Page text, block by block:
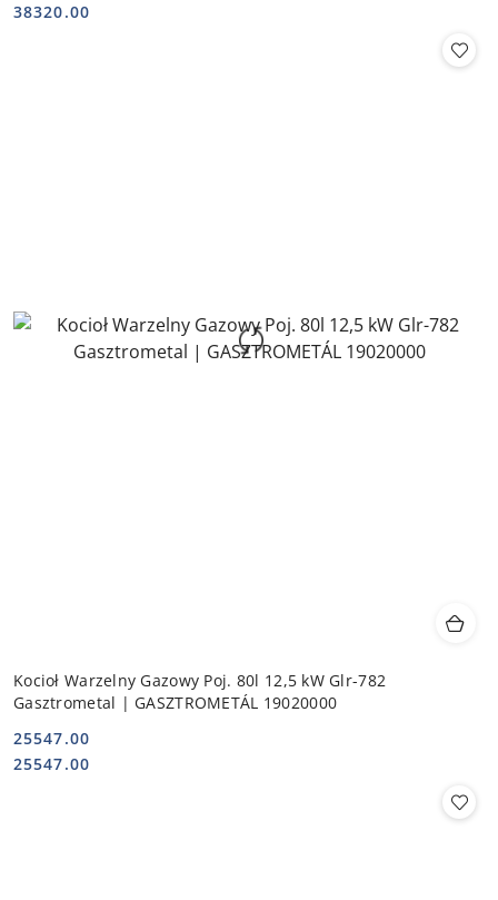
Cena:
Cena:
38320.00
Kocioł Warzelny Gazowy Poj. 80l 12,5 kW Glr-782
Gasztrometal | GASZTROMETÁL 19020000
Cena:
25547.00
Cena:
25547.00